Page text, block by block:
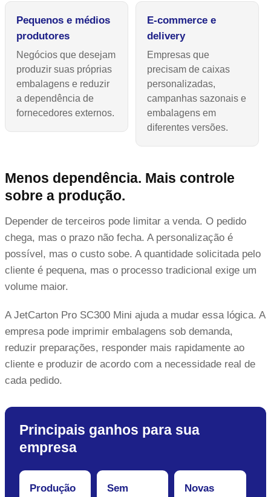
Pequenos e médios
produtores
Negócios que desejam
produzir suas próprias
embalagens e reduzir
a dependência de
fornecedores externos.
E-commerce e
delivery
Empresas que
precisam de caixas
personalizadas,
campanhas sazonais e
embalagens em
diferentes versões.
Menos dependência. Mais controle
sobre a produção.
Depender de terceiros pode limitar a venda. O pedido
chega, mas o prazo não fecha. A personalização é
possível, mas o custo sobe. A quantidade solicitada pelo
cliente é pequena, mas o processo tradicional exige um
volume maior.
A JetCarton Pro SC300 Mini ajuda a mudar essa lógica. A
empresa pode imprimir embalagens sob demanda,
reduzir preparações, responder mais rapidamente ao
cliente e produzir de acordo com a necessidade real de
cada pedido.
Principais ganhos para sua
empresa
Produção
Sem
Novas